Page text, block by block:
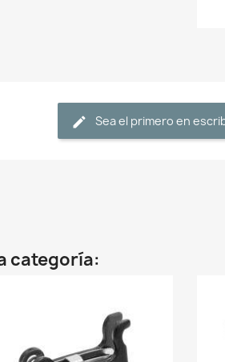
Sea el primero en
categoría: